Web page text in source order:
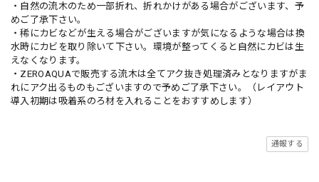
・自然の流木のため一部折れ、折れかけがある場合がございます、予
めご了承下さい。
・稀にカビなどが生える場合がございますが気になるような場合は換
水時にカビを取り除いて下さい。環境が整ってくると自然にカビは生
えなくなります。
・ZEROAQUAで販売する流木は全てアク抜き処理済みとなりますがま
れにアク出るものもございますので予めご了承下さい。（レイアウト
導入初期は吸着系のろ材を入れることをおすすめします）
通報する